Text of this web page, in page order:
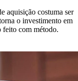
aquisição costuma ser
o investimento em
feito com método.